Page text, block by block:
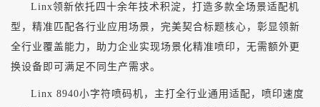
Linx领新依托四十余年技术积淀，打造多款全场景适配机
型，精准匹配各行业应用场景，完美契合标题核心，彰显领新
全行业覆盖能力，助力企业实现场景化精准喷印，无需额外更
换设备即可满足不同生产需求。
Linx 8940小字符喷码机，主打全行业通用适配，喷印速度